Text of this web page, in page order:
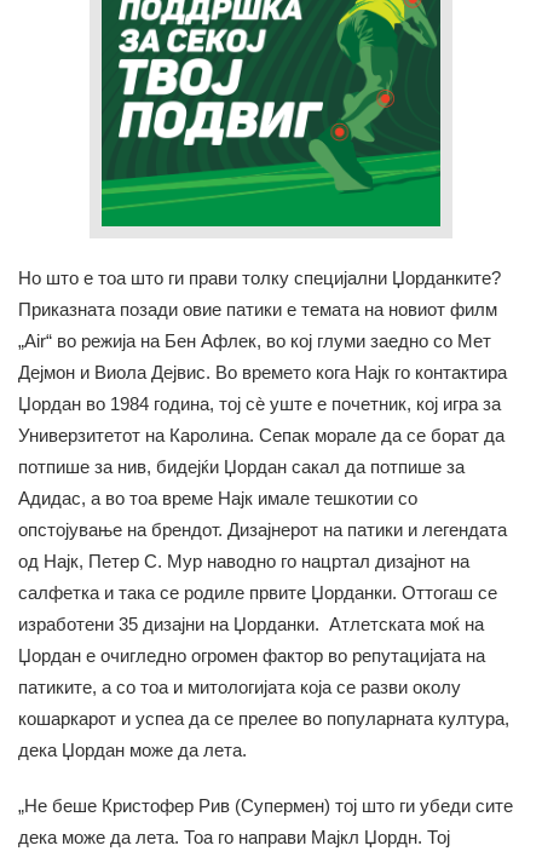
Но што е тоа што ги прави толку специјални Џорданките?
Приказната позади овие патики е темата на новиот филм
„Air“ во режија на Бен Афлек, во кој глуми заедно со Мет
Дејмон и Виола Дејвис. Во времето кога Најк го контактира
Џордан во 1984 година, тој сѐ уште е почетник, кој игра за
Универзитетот на Каролина. Сепак морале да се борат да
потпише за нив, бидејќи Џордан сакал да потпише за
Адидас, а во тоа време Најк имале тешкотии со
опстојување на брендот. Дизајнерот на патики и легендата
од Најк, Петер С. Мур наводно го нацртал дизајнот на
салфетка и така се родиле првите Џорданки. Оттогаш се
изработени 35 дизајни на Џорданки. Атлетската моќ на
Џордан е очигледно огромен фактор во репутацијата на
патиките, а со тоа и митологијата која се разви околу
кошаркарот и успеа да се прелее во популарната култура,
дека Џордан може да лета.
„Не беше Кристофер Рив (Супермен) тој што ги убеди сите
дека може да лета. Тоа го направи Мајкл Џордн. Тој